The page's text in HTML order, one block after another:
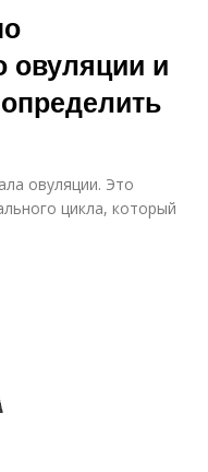
овуляции и
овуляции. Это
цикла, который